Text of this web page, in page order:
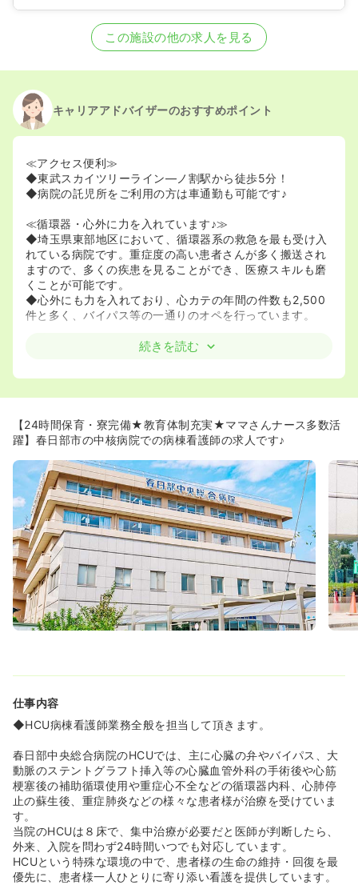
この施設の他の求人を見る
キャリアアドバイザーのおすすめポイント
≪アクセス便利≫
◆東武スカイツリーライン―ノ割駅から徒歩5分！
◆病院の託児所をご利用の方は車通勤も可能です♪
≪循環器・心外に力を入れています♪≫
◆埼玉県東部地区において、循環器系の救急を最も受け入
れている病院です。重症度の高い患者さんが多く搬送され
ますので、多くの疾患を見ることができ、医療スキルも磨
くことが可能です。
◆心外にも力を入れており、心カテの年間の件数も2,500
件と多く、バイパス等の一通りのオペを行っています。
っかり整っている病院です☆看護学生の育成に力を入れて
方にはオススメの病院です♪
◆認定看護師の育成にも力を入れております！認定看護師
を取得することができます。
◆病棟未経験の方大歓迎です！老健、クリニックのみの経
験の方や科目未経験の方も多数入職されています♪入職後は
しっかりと先輩看護師さんがフォローしてくれるので安心
です♪
◆ブランクがある方にもオススメな病院です♪月に1～2回
ブランクがある方に対して研修を開いてくれるので業務で
不安なことや今更聞けないこともしっかり学ぶことができ
ます♪
≪福利厚生が充実!!≫
◆板橋中央医科グループ病院ということもあり、福利厚生
す☆
≪ママさんナース大歓迎★≫
◆働いている看護師さんの7割がママさんナースです♪育休
のも特徴です♪戻ってきてからも働き方を帰ることができた
りとママさんナースのことを考えてくれる病院です♪
◆外部委託の24時間託児所があるため安心して働くことが
出来ます！保育師さんもお子様の人数に応じて増やしてく
れるのでしっかりと見てくれます。
◆託児所は同じ敷地内にあるため何かあった時でもすぐに
迎えに行くことが可能です♪幼稚園の送迎もしているので安
心して預けることができます。
◆有給消化率も70～80%消化しています！お仕事とプライ
続きを読む
【24時間保育・寮完備★教育体制充実★ママさんナース多数活
躍】春日部市の中核病院での病棟看護師の求人です♪
仕事内容
◆HCU病棟看護師業務全般を担当して頂きます。
春日部中央総合病院のHCUでは、主に心臓の弁やバイパス、大
動脈のステントグラフト挿入等の心臓血管外科の手術後や心筋
梗塞後の補助循環使用や重症心不全などの循環器内科、心肺停
止の蘇生後、重症肺炎などの様々な患者様が治療を受けていま
す。
当院のHCUは８床で、集中治療が必要だと医師が判断したら、
外来、入院を問わず24時間いつでも対応しています。
HCUという特殊な環境の中で、患者様の生命の維持・回復を最
優先に、患者様一人ひとりに寄り添い看護を提供しています。